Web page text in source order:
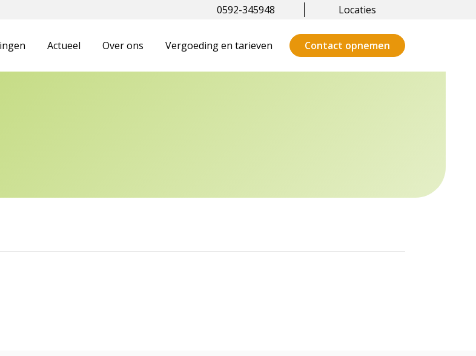
0592-345948 Locaties
Actueel Over ons Vergoeding en tarieven Contact opnemen